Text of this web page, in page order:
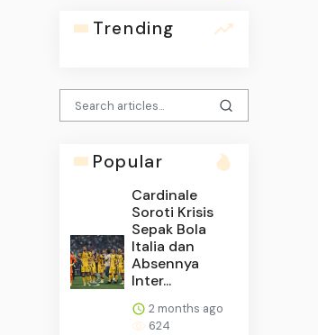
Trending
Popular
Cardinale
Soroti Krisis
Sepak Bola
Italia dan
Absennya
Inter...
2 months ago
624